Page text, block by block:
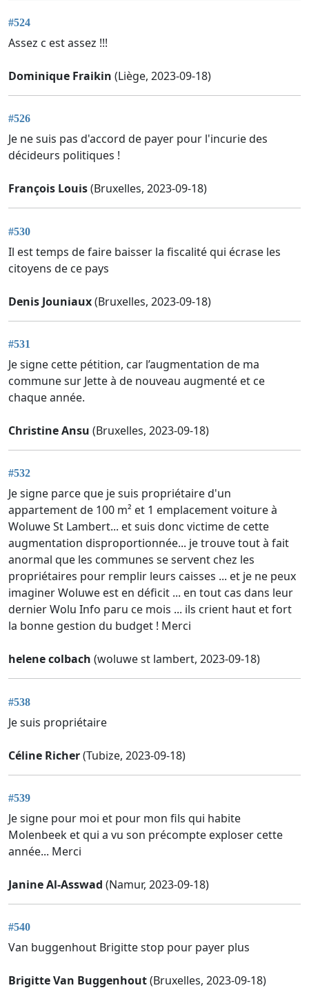
#524
Assez c est assez !!!
Dominique Fraikin (Liège, 2023-09-18)
#526
Je ne suis pas d'accord de payer pour l'incurie des
décideurs politiques !
François Louis(Bruxelles, 2023-09-18)
#530
Il est temps de faire baisser la fiscalité qui écrase les
citoyens de ce pays
Denis Jouniaux(Bruxelles, 2023-09-18)
#531
Je signe cette pétition, car l’augmentation de ma
commune sur Jette à de nouveau augmenté et ce
chaque année.
Christine Ansu (Bruxelles, 2023-09-18)
#532
Je signe parce que je suis propriétaire d'un
appartement de 100 m² et 1 emplacement voiture à
Woluwe St Lambert... et suis donc victime de cette
augmentation disproportionnée... je trouve tout à fait
anormal que les communes se servent chez les
propriétaires pour remplir leurs caisses ... et je ne peux
imaginer Woluwe est en déficit ... en tout cas dans leur
dernier Wolu Info paru ce mois ... ils crient haut et fort
la bonne gestion du budget ! Merci
helene colbach (woluwe st lambert, 2023-09-18)
#538
Je suis propriétaire
Céline Richer(Tubize, 2023-09-18)
#539
Je signe pour moi et pour mon fils qui habite
Molenbeek et qui a vu son précompte exploser cette
année... Merci
Janine Al-Asswad (Namur, 2023-09-18)
#540
Van buggenhout Brigitte stop pour payer plus
Brigitte Van Buggenhout(Bruxelles, 2023-09-18)